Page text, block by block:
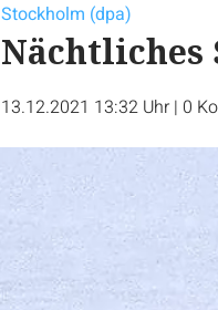
Stockholm (dpa)
Nächtliches
13.12.2021 13:32 Uhr | 0